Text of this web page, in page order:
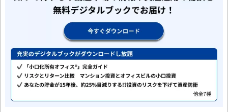
に働いてもらう「資産運用」は、もはや特別なことでは
なく、すべての人にとって必要な知識・スキルとなって
資産運用の最大の敵は、「難しそう」「怖い」と何もし
ないことです。知識をインプットするだけでは、あなた